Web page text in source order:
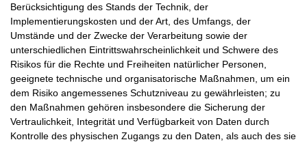
Berücksichtigung des Stands der Technik, der
Implementierungskosten und der Art, des Umfangs, der
Umstände und der Zwecke der Verarbeitung sowie der
unterschiedlichen Eintrittswahrscheinlichkeit und Schwere des
Risikos für die Rechte und Freiheiten natürlicher Personen,
geeignete technische und organisatorische Maßnahmen, um ein
dem Risiko angemessenes Schutzniveau zu gewährleisten; zu
den Maßnahmen gehören insbesondere die Sicherung der
Vertraulichkeit, Integrität und Verfügbarkeit von Daten durch
Kontrolle des physischen Zugangs zu den Daten, als auch des sie